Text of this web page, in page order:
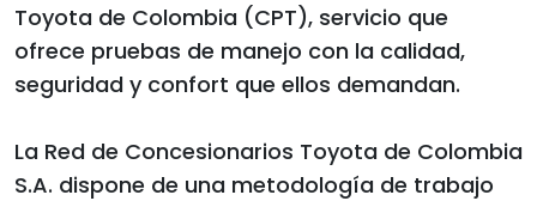
Toyota de Colombia (CPT), servicio que
ofrece pruebas de manejo con la calidad,
seguridad y confort que ellos demandan.
La Red de Concesionarios Toyota de Colombia
S.A. dispone de una metodología de trabajo